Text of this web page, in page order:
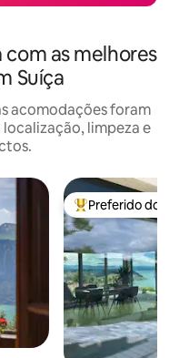
as melhores
Suíça
acomodações foram
limpeza e
Entre os
Preferido dos